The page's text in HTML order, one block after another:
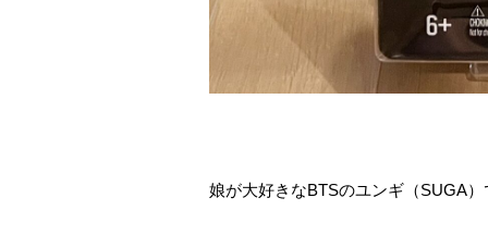
娘が大好きなBTSのユンギ（SUGA）